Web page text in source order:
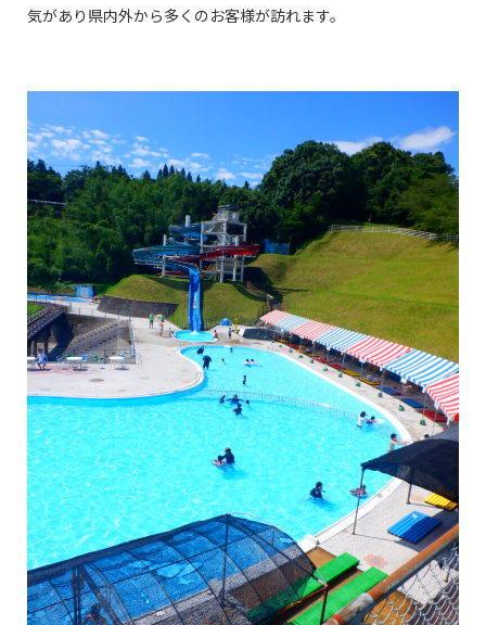
気があり県内外から多くのお客様が訪れます。